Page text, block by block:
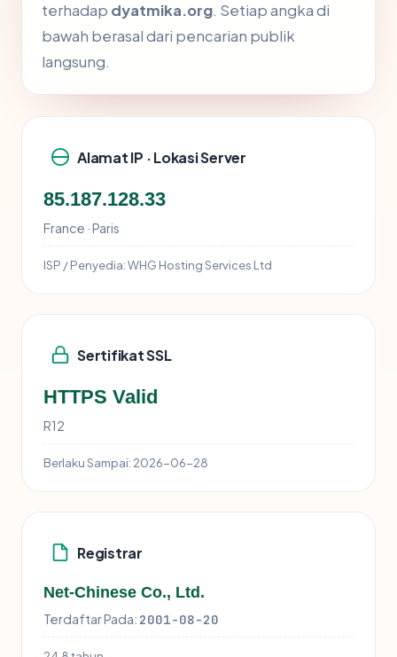
terhadap dyatmika.org. Setiap angka di
bawah berasal dari pencarian publik
langsung.
Alamat IP · Lokasi Server
85.187.128.33
France · Paris
ISP / Penyedia:WHG Hosting Services Ltd
Sertifikat SSL
HTTPS Valid
R12
Berlaku Sampai: 2026-06-28
Registrar
Net-Chinese Co., Ltd.
Terdaftar Pada: 2001-08-20